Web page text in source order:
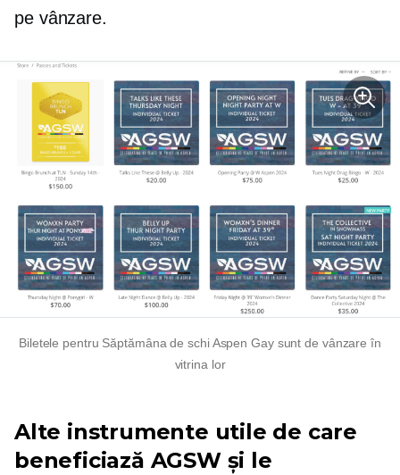
pe vânzare.
Biletele pentru Săptămâna de schi Aspen Gay sunt de vânzare în
vitrina lor
Alte instrumente utile de care
beneficiază AGSW și le